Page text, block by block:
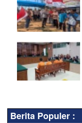
Berita Populer :